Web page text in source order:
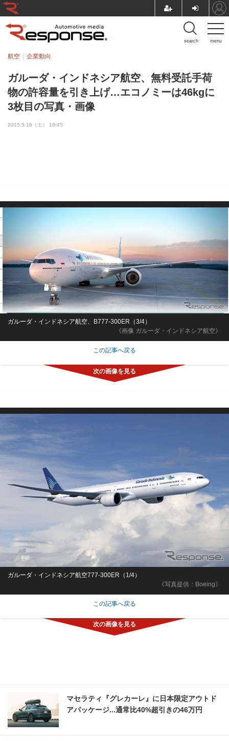
menu
search
ガルーダ・インドネシア航空、無料受託手荷
物の許容量を引き上げ…エコノミーは46kgに
3枚目の写真・画像
航空 企業動向
2015.5.16（土） 16:45
《画像 ガルーダ・インドネシア航空》
ガルーダ・インドネシア航空、B777-300ER（3/4）
この記事へ戻る
《写真提供：Boeing》
ガルーダ・インドネシア航空777-300ER（1/4）
この記事へ戻る
マセラティ『グレカーレ』に日本限定アウトド
アパッケージ...通常比40%超引きの46万円